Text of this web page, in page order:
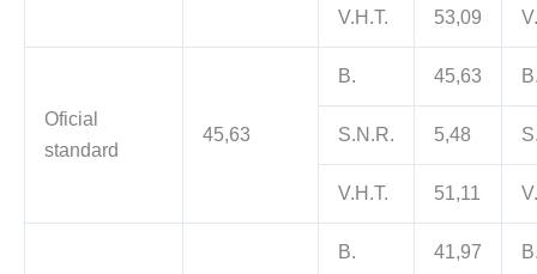
V.H.T. 53,09
Oficial
standard
45,63
B. 45,63
S.N.R. 5,48
V.H.T. 51,11
B. 41,97